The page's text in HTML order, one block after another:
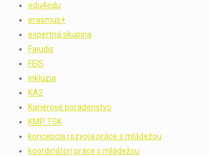
edu4edu
erasmus+
expertná skupina
Fajudis
FEIS
inklúzia
KA2
Kariérové poradenstvo
KMP TSK
koncepcia rozvoja práce s mládežou
koordinátori práce s mládežou